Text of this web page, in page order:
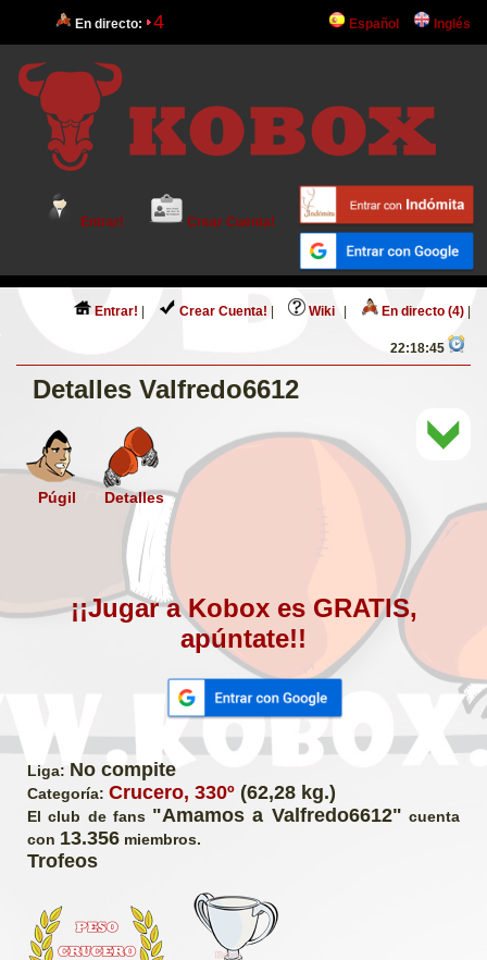
En directo: 4 Español Inglés
Entrar! Crear Cuenta!
Entrar! Crear Cuenta! Wiki En directo (4)
22:18:45
Detalles Valfredo6612
Púgil Detalles
¡¡Jugar a Kobox es GRATIS,
apúntate!!
Liga: No compite
Categoría: Crucero, 330º (62,28 kg.)
El club de fans "Amamos a Valfredo6612" cuenta
con 13.356 miembros.
Trofeos